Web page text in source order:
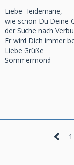
Liebe Heidemarie,
wie schön Du Deine
der Suche nach
Er wird Dich immer
Liebe Grüße
Sommermond
1